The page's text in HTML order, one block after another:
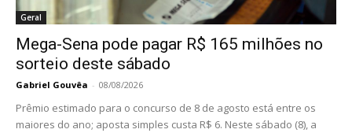
Geral
Mega-Sena pode pagar R$ 165 milhões no
sorteio deste sábado
Gabriel Gouvêa - 08/08/2026
Prêmio estimado para o concurso de 8 de agosto está entre os
maiores do ano; aposta simples custa R$ 6. Neste sábado (8), a